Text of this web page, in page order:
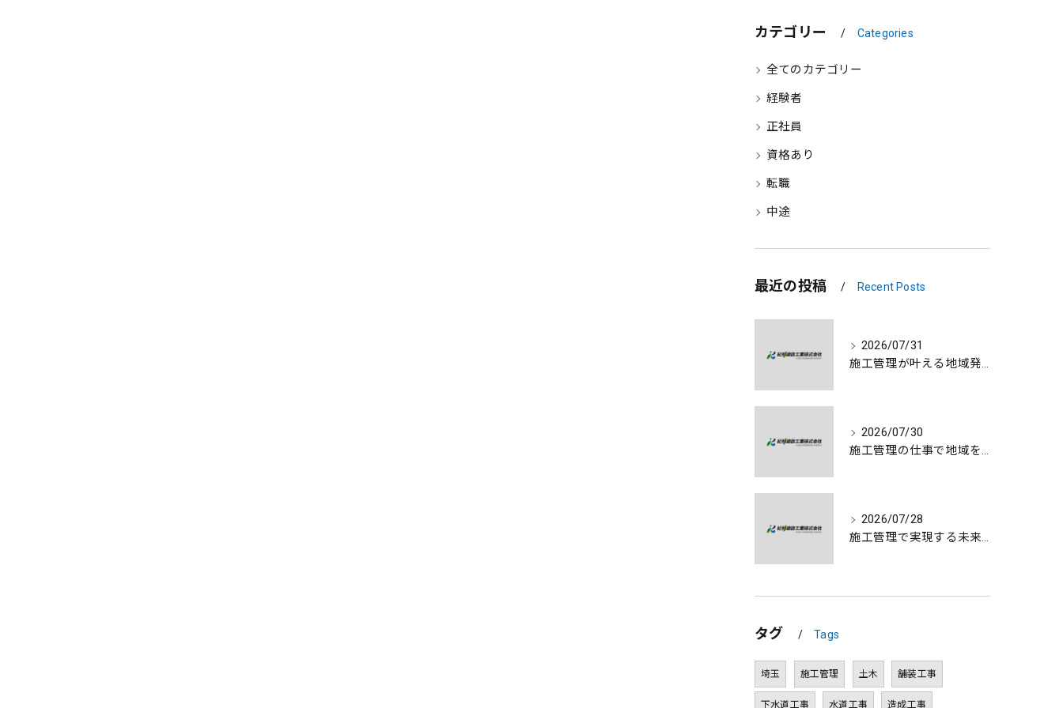
カテゴリー Categories
全てのカテゴリー
経験者
正社員
資格あり
転職
中途
最近の投稿 Recent Posts
2026/07/31
施工管理が叶える地域発展とやりがいの深さ
2026/07/30
施工管理の仕事で地域を支える喜びとは
2026/07/28
施工管理で実現する未来のまちづくりと仕事のやりがい
タグ Tags
埼玉 施工管理 土木 舗装工事
下水道工事 水道工事 造成工事